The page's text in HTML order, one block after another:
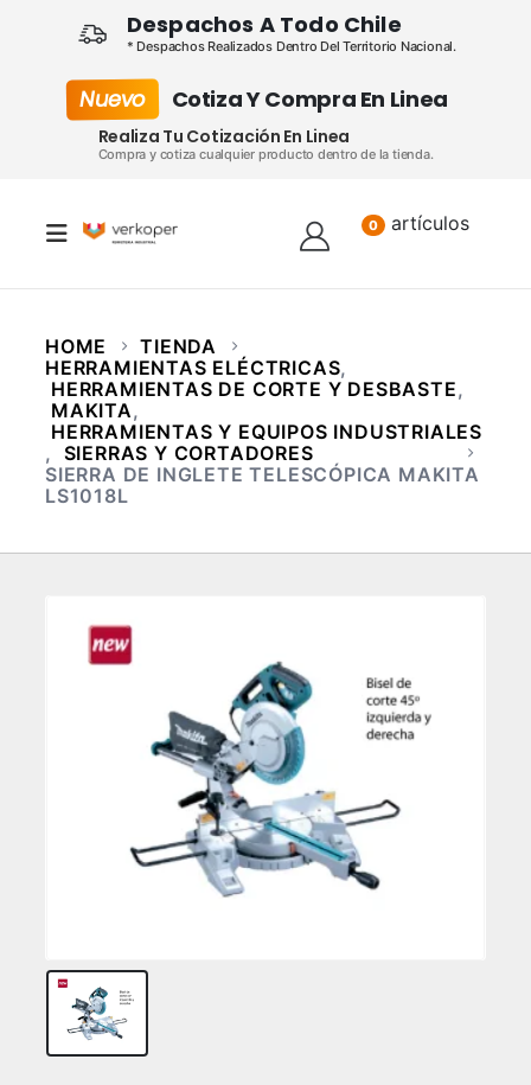
Despachos A Todo Chile
* Despachos Realizados Dentro Del Territorio Nacional.
Nuevo Cotiza Y Compra En Linea
Realiza Tu Cotización En Linea
Compra y cotiza cualquier producto dentro de la tienda.
0 artículos
HOME
TIENDA
HERRAMIENTAS ELÉCTRICAS,
HERRAMIENTAS DE CORTE Y DESBASTE,
MAKITA,
HERRAMIENTAS Y EQUIPOS INDUSTRIALES
, SIERRAS Y CORTADORES
SIERRA DE INGLETE TELESCÓPICA MAKITA
LS1018L